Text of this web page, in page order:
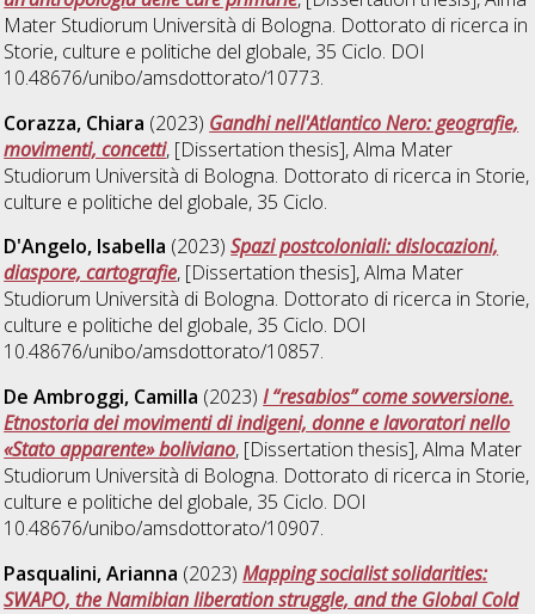
Mater Studiorum Università di Bologna. Dottorato di ricerca in
Storie, culture e politiche del globale, 35 Ciclo. DOI
10.48676/unibo/amsdottorato/10773.
Corazza, Chiara (2023) Gandhi nell'Atlantico Nero: geografie,
movimenti, concetti, [Dissertation thesis], Alma Mater
Studiorum Università di Bologna. Dottorato di ricerca in Storie,
culture e politiche del globale, 35 Ciclo.
D'Angelo, Isabella (2023)Spazi postcoloniali: dislocazioni,
diaspore, cartografie, [Dissertation thesis], Alma Mater
Studiorum Università di Bologna. Dottorato di ricerca in Storie,
culture e politiche del globale, 35 Ciclo. DOI
10.48676/unibo/amsdottorato/10857.
De Ambroggi, Camilla (2023)I “resabios” come sovversione.
Etnostoria dei movimenti di indigeni, donne e lavoratori nello
«Stato apparente» boliviano, [Dissertation thesis], Alma Mater
Studiorum Università di Bologna. Dottorato di ricerca in Storie,
culture e politiche del globale, 35 Ciclo. DOI
10.48676/unibo/amsdottorato/10907.
Pasqualini, Arianna (2023)Mapping socialist solidarities:
SWAPO, the Namibian liberation struggle, and the Global Cold